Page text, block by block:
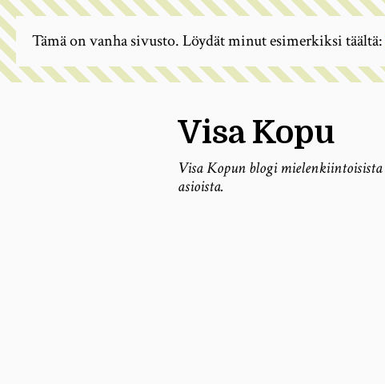
Visa Kopu
Visa Kopun blogi mielenkiintoisista
asioista.
Tämä on vanha sivusto. Löydät minut esimerkiksi täältä: